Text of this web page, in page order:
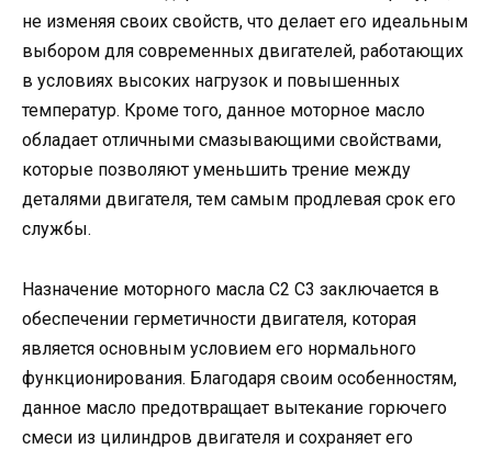
не изменяя своих свойств, что делает его идеальным
выбором для современных двигателей, работающих
в условиях высоких нагрузок и повышенных
температур. Кроме того, данное моторное масло
обладает отличными смазывающими свойствами,
которые позволяют уменьшить трение между
деталями двигателя, тем самым продлевая срок его
службы.
Назначение моторного масла C2 C3 заключается в
обеспечении герметичности двигателя, которая
является основным условием его нормального
функционирования. Благодаря своим особенностям,
данное масло предотвращает вытекание горючего
смеси из цилиндров двигателя и сохраняет его